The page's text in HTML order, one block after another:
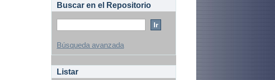
Buscar en el Repositorio
Búsqueda avanzada
Listar